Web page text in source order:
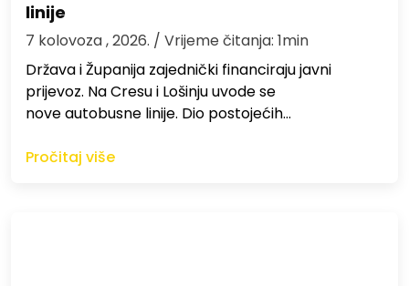
linije
7 kolovoza , 2026. / Vrijeme čitanja: 1min
Država i Županija zajednički financiraju javni
prijevoz. Na Cresu i Lošinju uvode se
nove autobusne linije. Dio postojećih…
Pročitaj više